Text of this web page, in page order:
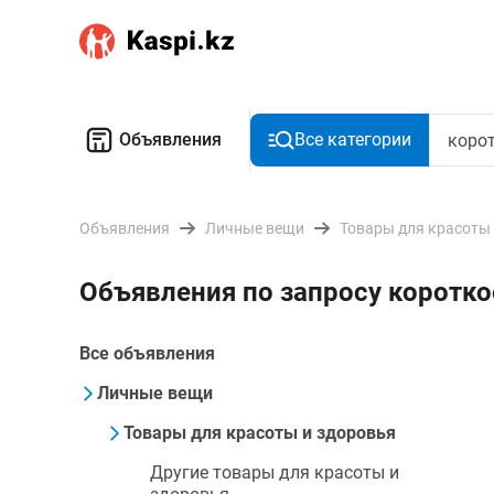
Объявления Все категории
Объявления Личные вещи Товары для красоты
Объявления по запросу
Все объявления
Личные вещи
Товары для красоты и здоровья
Другие товары для красоты и